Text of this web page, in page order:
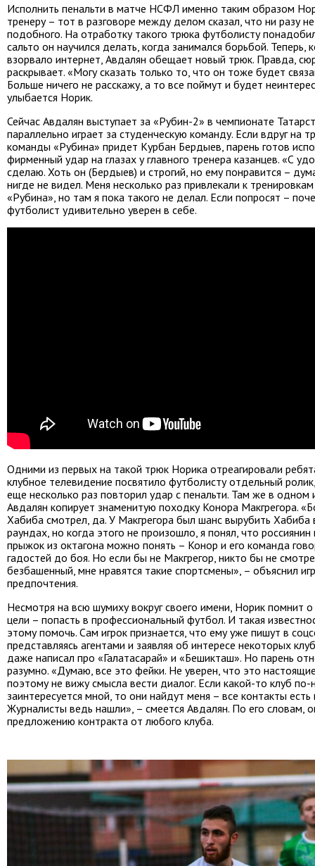
Исполнить пенальти в матче НСФЛ именно таким образом
тренеру – тот в разговоре между делом сказал, что ни разу
подобного. На отработку такого трюка футболисту
сальто он научился делать, когда занимался борьбой. Теперь,
взорвало интернет, Авдалян обещает новый трюк. Правда,
раскрывает. «Могу сказать только то, что он тоже будет
Больше ничего не расскажу, а то все поймут и будет
улыбается Норик.
Сейчас Авдалян выступает за «Рубин-2» в чемпионате
параллельно играет за студенческую команду. Если вдруг на
команды «Рубина» придет Курбан Бердыев, парень готов
фирменный удар на глазах у главного тренера казанцев. «С
сделаю. Хоть он (Бердыев) и строгий, но ему понравится –
нигде не видел. Меня несколько раз привлекали к
«Рубина», но там я пока такого не делал. Если попросят –
футболист удивительно уверен в себе.
Одними из первых на такой трюк Норика отреагировали
клубное телевидение посвятило футболисту отдельный
еще несколько раз повторил удар с пенальти. Там же в одном
Авдалян копирует знаменитую походку Конора Макгрегора.
Хабиба смотрел, да. У Макгрегора был шанс вырубить Хабиба
раундах, но когда этого не произошло, я понял, что
прыжок из октагона можно понять – Конор и его команда
гадостей до боя. Но если бы не Макгрегор, никто бы не
безбашенный, мне нравятся такие спортсмены», – объяснил
предпочтения.
Несмотря на всю шумиху вокруг своего имени, Норик помнит о
цели – попасть в профессиональный футбол. И такая
этому помочь. Сам игрок признается, что ему уже пишут в
представляясь агентами и заявляя об интересе некоторых
даже написал про «Галатасарай» и «Бешикташ». Но парень
разумно. «Думаю, все это фейки. Не уверен, что это
поэтому не вижу смысла вести диалог. Если какой-то клуб
заинтересуется мной, то они найдут меня – все контакты есть
Журналисты ведь нашли», – смеется Авдалян. По его словам,
предложению контракта от любого клуба.